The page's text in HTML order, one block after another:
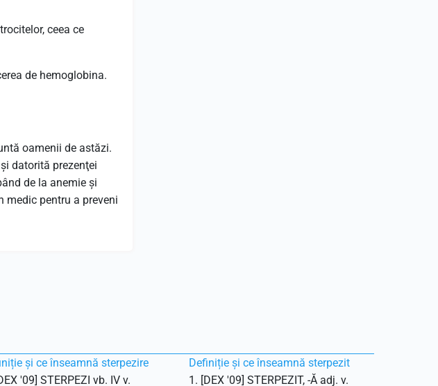
ceea ce
de hemoglobina.
oamenii de astăzi.
datorită prezenţei
de la anemie și
medic pentru a preveni
și ce înseamnă sterpezire
'09] STERPEZI vb. IV v.
Definiție și ce înseamnă sterpezit
1. [DEX '09] STERPEZIT, -Ă adj. v.